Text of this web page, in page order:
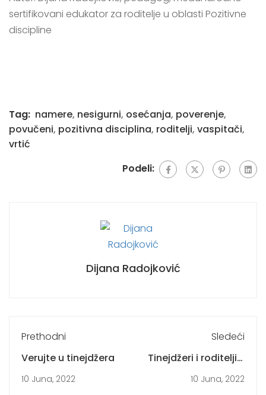
sertifikovani edukator za roditelje u oblasti Pozitivne
discipline
Tag: namere, nesigurni, osećanja, poverenje,
povučeni, pozitivna disciplina, roditelji, vaspitači,
vrtić
Podeli:
Dijana Radojković
Prethodni
Verujte u tinejdžera
10 Juna, 2022
Sledeći
Tinejdžeri i roditelji -
moraju li biti
protivnici?
10 Juna, 2022